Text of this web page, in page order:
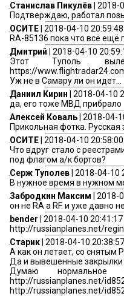
Станислав Пикулёв | 2018-
Подтверждаю, работал
ОСИТЕ | 2018-04-10 20:59:48
RA-85136 пока что всё ещё
Дмитрий | 2018-04-10
Этот Туполь
https://
Уж не в Самару ли он идет...
Даниил Кирин | 2018-04-10
да, его тоже МВД прибрало
Алексей Коваль | 2018-04-
Прикольная фотка.
ОСИТЕ | 2018-04-10 20:58:00
Что вдруг стало с
под флагом а/к бортов?
Серж Туполев | 2018-04-10
В нужное время в нужном
Забродкин Максим | 2018-
он не RA a RF. и уже давно
bender | 2018-04-10 20:41:17
http://russianplanes.net/
Старик | 2018-04-10 20:38:57
А как он летает, со снятым
Да и вывешенные закрылки
Думаю нормальное
http://russianplanes.net/
http://russianplanes.net/